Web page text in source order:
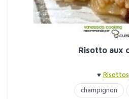
Risotto aux
♥ Risottos
champignon